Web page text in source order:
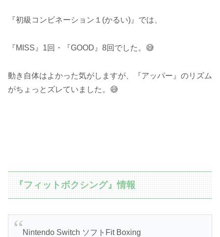
『初級コンビネーション１(かるい)』では、
『MISS』1回・『GOOD』8回でした。😅
動き自体はよかった気がしますが、『アッパー』のリズム
がちょっとズレていました。😅
『フィットボクシング』情報
Nintendo Switch ソフトFit Boxing